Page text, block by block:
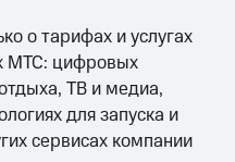
о тарифах и услугах
МТС: цифровых
ТВ и медиа,
для запуска и
сервисах компании